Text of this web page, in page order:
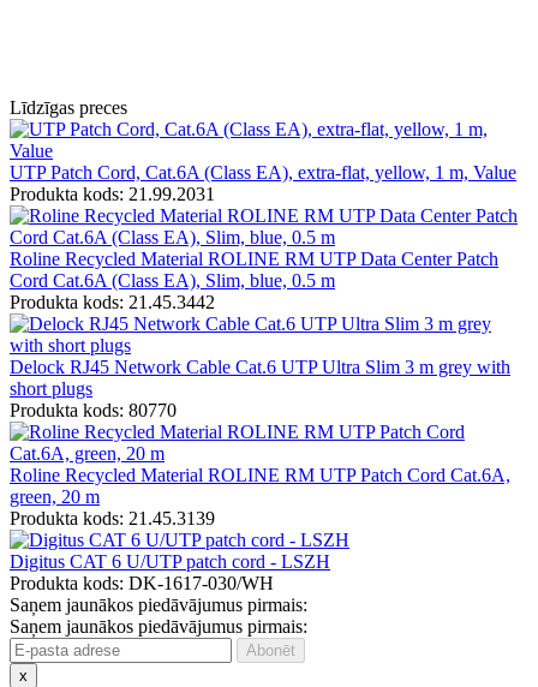
Līdzīgas preces
UTP Patch Cord, Cat.6A (Class EA), extra-flat, yellow, 1 m, Value
Produkta kods: 21.99.2031
Roline Recycled Material ROLINE RM UTP Data Center Patch
Cord Cat.6A (Class EA), Slim, blue, 0.5 m
Produkta kods: 21.45.3442
Delock RJ45 Network Cable Cat.6 UTP Ultra Slim 3 m grey with
short plugs
Produkta kods: 80770
Roline Recycled Material ROLINE RM UTP Patch Cord Cat.6A,
green, 20 m
Produkta kods: 21.45.3139
Digitus CAT 6 U/UTP patch cord - LSZH
Produkta kods: DK-1617-030/WH
Saņem jaunākos piedāvājumus pirmais:
Saņem jaunākos piedāvājumus pirmais:
x